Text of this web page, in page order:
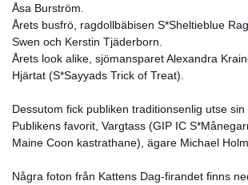
Åsa Burström.
Årets busfrö, ragdollbäbisen S*Sheltieblue
Swen och Kerstin Tjäderborn.
Årets look alike, sjömansparet Alexandra
Hjärtat (S*Sayyads Trick of Treat).
Dessutom fick publiken traditionsenlig utse sin
Publikens favorit, Vargtass (GIP IC
Maine Coon kastrathane), ägare Michael
Några foton från Kattens Dag-firandet finns